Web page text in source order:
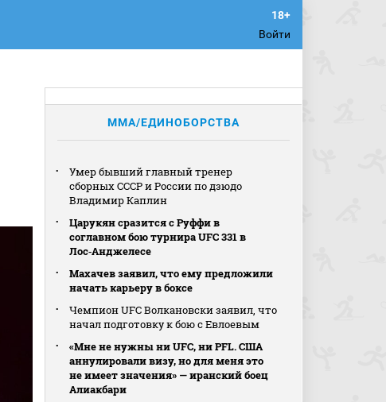
Войти
MMA/ЕДИНОБОРСТВА
Умер бывший главный тренер
сборных СССР и России по дзюдо
Владимир Каплин
Царукян сразится с Руффи в
соглавном бою турнира UFC 331 в
Лос‑Анджелесе
Махачев заявил, что ему предложили
начать карьеру в боксе
Чемпион UFC Волкановски заявил, что
начал подготовку к бою с Евлоевым
«Мне не нужны ни UFC, ни PFL. США
аннулировали визу, но для меня это
не имеет значения» — иранский боец
Алиакбари